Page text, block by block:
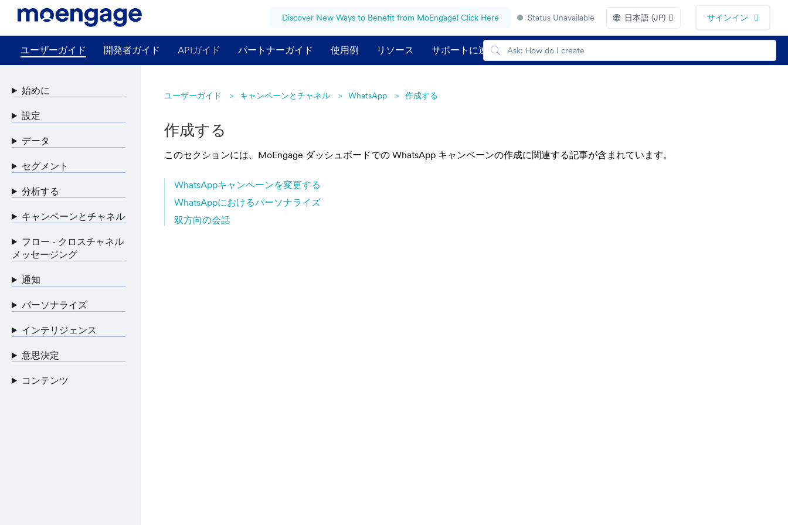
Discover New Ways to Benefit from MoEngage! Click Here Status Unavailable 🌐 日本語 (JP) サインイン
ユーザーガイド 開発者ガイド APIガイド パートナーガイド 使用例 リソース サポートに連絡する
ユーザーガイド キャンペーンとチャネル WhatsApp 作成する
作成する
このセクションには、MoEngage ダッシュボードでの WhatsApp キャンペーンの作成に関連する記事が含まれています。
WhatsAppキャンペーンを変更する
WhatsAppにおけるパーソナライズ
双方向の会話
始めに
設定
データ
セグメント
分析する
キャンペーンとチャネル
フロー - クロスチャネル
メッセージング
通知
パーソナライズ
インテリジェンス
意思決定
コンテンツ